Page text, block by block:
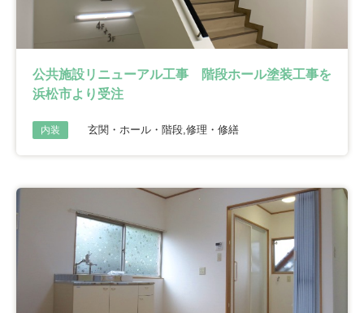
公共施設リニューアル工事 階段ホール塗装工事を
浜松市より受注
内装 玄関・ホール・階段,修理・修繕